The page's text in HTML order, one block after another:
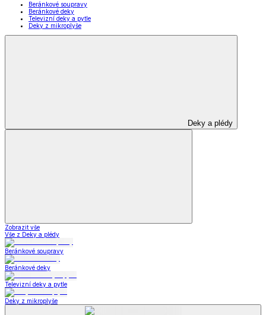
Beránkové soupravy
Beránkové deky
Televizní deky a pytle
Deky z mikroplyše
Deky a plédy
Zobrazit vše
Vše z Deky a plédy
Beránkové soupravy
Beránkové deky
Televizní deky a pytle
Deky z mikroplyše